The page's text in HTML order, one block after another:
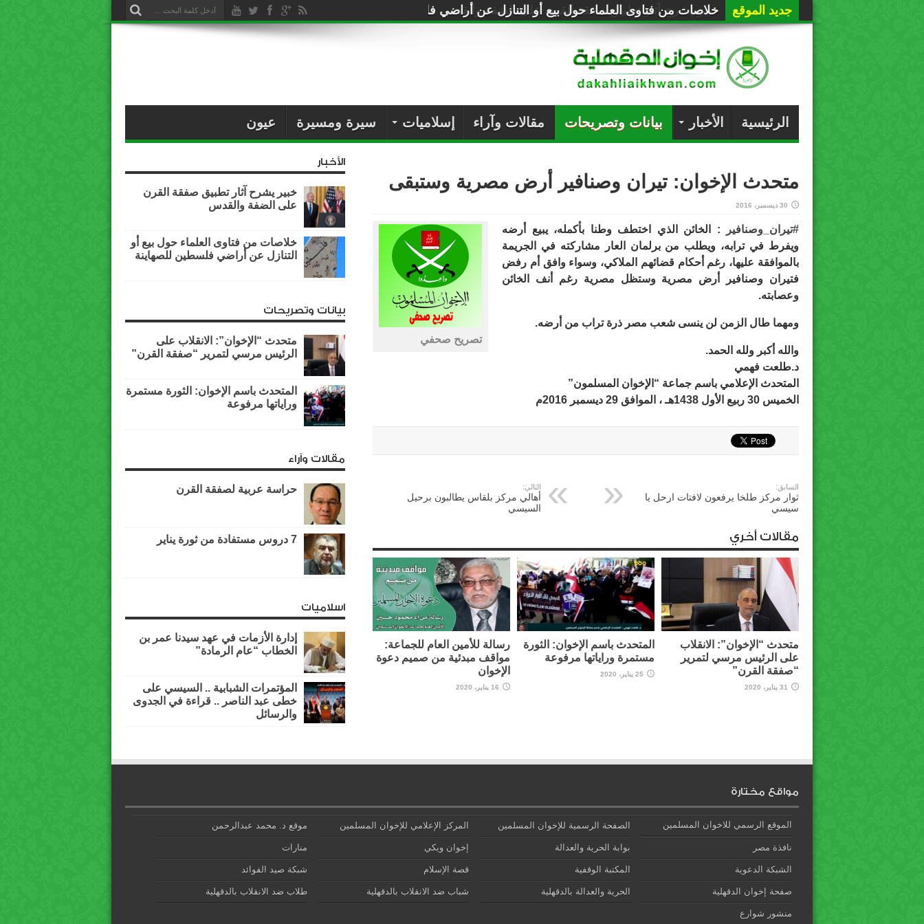
جديد الموقع خلاصات من فتاوى العلماء حول بيع أو التنازل عن أراضي فلسطين للصهاينة
الرئيسية الأخبار بيانات وتصريحات مقالات وآراء إسلاميات سيرة ومسيرة عيون
متحدث الإخوان: تيران وصنافير أرض مصرية وستبقى
30 ديسمبر، 2016
تصريح صحفي
#تيران_وصنافير
: الخائن الذي اختطف وطنا بأكمله، يبيع أرضه
ويفرط في ترابه، ويطلب من برلمان العار مشاركته في الجريمة
بالموافقة عليها، رغم أحكام قضائهم الملاكي، وسواء وافق أم رفض
فتيران وصنافير أرض مصرية وستظل مصرية رغم أنف الخائن
وعصابته.
ومهما طال الزمن لن ينسى شعب مصر ذرة تراب من أرضه.
والله أكبر ولله الحمد.
د.طلعت فهمي
المتحدث الإعلامي باسم جماعة “الإخوان المسلمون”
الخميس 30 ربيع الأول 1438هـ ، الموافق 29 ديسمبر 2016م
السابق:
ثوار مركز طلخا يرفعون لافتات ارحل يا
سيسي
التالي:
أهالي مركز بلقاس يطالبون برحيل
السيسي
مقالات أخري
متحدث “الإخوان”: الانقلاب
على الرئيس مرسي لتمرير
“صفقة القرن”
31 يناير، 2020
المتحدث باسم الإخوان: الثورة
مستمرة وراياتها مرفوعة
25 يناير، 2020
رسالة للأمين العام للجماعة:
مواقف مبدئية من صميم دعوة
الإخوان
16 يناير، 2020
الأخبار
خبير يشرح آثار تطبيق صفقة القرن
على الضفة والقدس
خلاصات من فتاوى العلماء حول بيع أو
التنازل عن أراضي فلسطين للصهاينة
بيانات وتصريحات
متحدث “الإخوان”: الانقلاب على
الرئيس مرسي لتمرير “صفقة القرن”
المتحدث باسم الإخوان: الثورة مستمرة
وراياتها مرفوعة
مقالات وآراء
حراسة عربية لصفقة القرن
7 دروس مستفادة من ثورة يناير
اسلاميات
إدارة الأزمات في عهد سيدنا عمر بن
الخطاب “عام الرمادة”
المؤتمرات الشبابية .. السيسي على
خطى عبد الناصر .. قراءة في الجدوى
والرسائل
مواقع مختارة
الموقع الرسمي للاخوان المسلمين الصفحة الرسمية للإخوان المسلمين المركز الإعلامي للإخوان المسلمين موقع د. محمد عبدالرحمن
نافذة مصر بوابة الحرية والعدالة إخوان ويكي منارات
الشبكة الدعوية المكتبة الوقفية قصة الإسلام شبكة صيد الفوائد
صفحة إخوان الدقهلية الحرية والعدالة بالدقهلية شباب ضد الانقلاب بالدقهلية طلاب ضد الانقلاب بالدقهلية
منشور شوارع